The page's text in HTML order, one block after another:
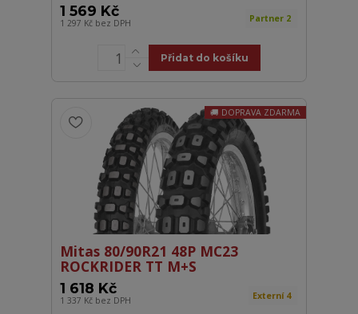
1 569 Kč
1 297 Kč bez DPH Partner 2
Přidat do košíku
DOPRAVA ZDARMA
Mitas 80/90R21 48P MC23
ROCKRIDER TT M+S
1 618 Kč
1 337 Kč bez DPH Externí 4